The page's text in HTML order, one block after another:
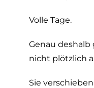
Volle Tage.
Genau deshalb
nicht plötzlich
Sie